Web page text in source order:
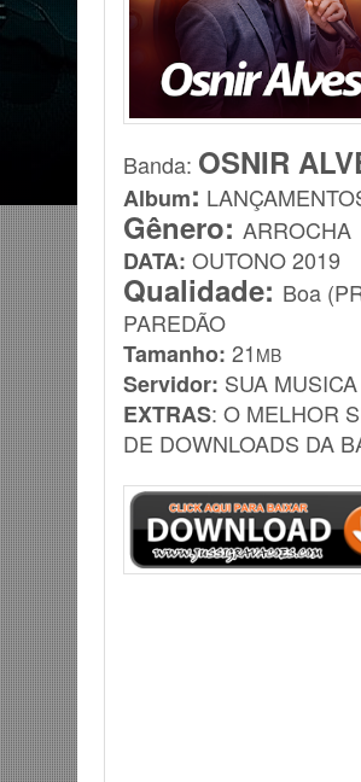
Banda: OSNIR
Album:
Gênero: ARROCHA
DATA: OUTONO2019
Qualidade: Boa
PAREDÃO
Tamanho: 21 MB
Servidor: SUA MUSICA
EXTRAS: O MELHOR
DE DOWNLOADS DA